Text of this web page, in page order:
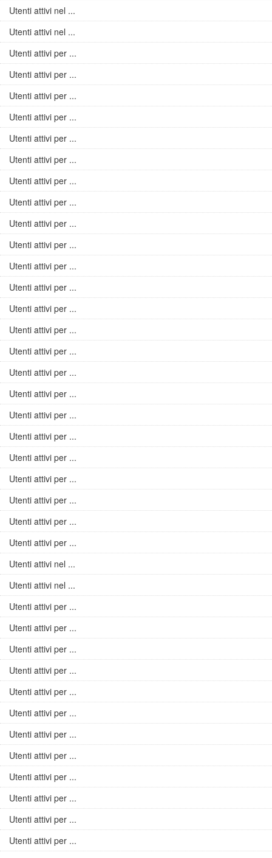
Utenti attivi nel ...
Utenti attivi nel ...
Utenti attivi per ...
Utenti attivi per ...
Utenti attivi per ...
Utenti attivi per ...
Utenti attivi per ...
Utenti attivi per ...
Utenti attivi per ...
Utenti attivi per ...
Utenti attivi per ...
Utenti attivi per ...
Utenti attivi per ...
Utenti attivi per ...
Utenti attivi per ...
Utenti attivi per ...
Utenti attivi per ...
Utenti attivi per ...
Utenti attivi per ...
Utenti attivi per ...
Utenti attivi per ...
Utenti attivi per ...
Utenti attivi per ...
Utenti attivi per ...
Utenti attivi per ...
Utenti attivi per ...
Utenti attivi nel ...
Utenti attivi nel ...
Utenti attivi per ...
Utenti attivi per ...
Utenti attivi per ...
Utenti attivi per ...
Utenti attivi per ...
Utenti attivi per ...
Utenti attivi per ...
Utenti attivi per ...
Utenti attivi per ...
Utenti attivi per ...
Utenti attivi per ...
Utenti attivi per ...